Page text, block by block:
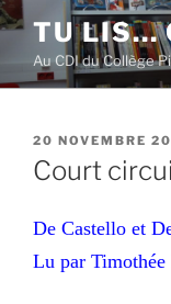
Aller
contenu
principal
TU LIS…
Au CDI du Collège
PUBLIÉ
LE
20 NOVEMBRE
Court
De Castello et
Lu par Timothée